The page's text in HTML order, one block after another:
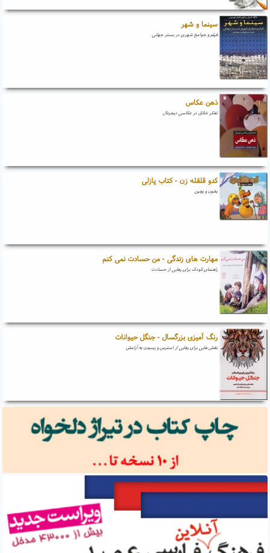
سینما و شهر
فیلم و جوامع شهری در بستر جهانی
ذهن عکاس
تفکر خلاق در عکاسی دیجیتال
کدو قلقله زن - کتاب پازلی
بخون و بچین
مهارت های زندگی - من حسادت نمی کنم
راهنمای کودک برای رهایی از حسادت
رنگ آمیزی بزرگسال - جنگل حیوانات
نقش هایی برای رهایی از استرس و رسیدن به آرامش